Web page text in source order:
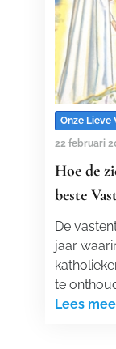
Onze Lieve
22 februari
Hoe de
beste
De
jaar
te
Lees